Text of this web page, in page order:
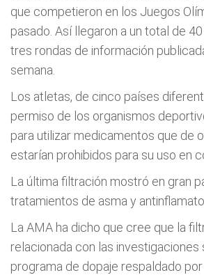
que competieron en los Juegos
pasado. Así llegaron a un total de
tres rondas de información
semana.
Los atletas, de cinco países
permiso de los organismos
para utilizar medicamentos que de
estarían prohibidos para su uso en
La última filtración mostró en gran
tratamientos de asma y
La AMA ha dicho que cree que la
relacionada con las investigaciones
programa de dopaje respaldado